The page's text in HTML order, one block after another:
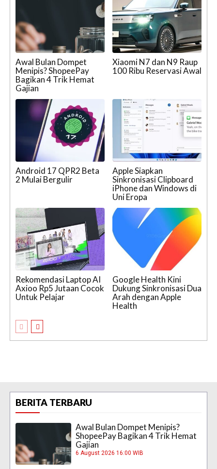
Awal Bulan Dompet
Menipis? ShopeePay
Bagikan 4 Trik Hemat
Gajian
Xiaomi N7 dan N9 Raup
100 Ribu Reservasi Awal
Android 17 QPR2 Beta
2 Mulai Bergulir
Apple Siapkan
Sinkronisasi Clipboard
iPhone dan Windows di
Uni Eropa
Rekomendasi Laptop AI
Axioo Rp5 Jutaan Cocok
Untuk Pelajar
Google Health Kini
Dukung Sinkronisasi Dua
Arah dengan Apple
Health
BERITA TERBARU
Awal Bulan Dompet Menipis?
ShopeePay Bagikan 4 Trik Hemat
Gajian
6 August 2026 16:00 WIB